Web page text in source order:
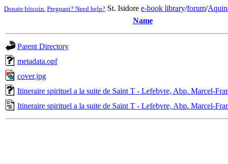
Donate bitcoin. Pregnant? Need help? St. Isidore e-book library/forum/
Name
Parent Directory
metadata.opf
cover.jpg
Itineraire spirituel a la suite de Saint T - Lefebvre, Abp. Marcel-
Itineraire spirituel a la suite de Saint T - Lefebvre, Abp. Marcel-